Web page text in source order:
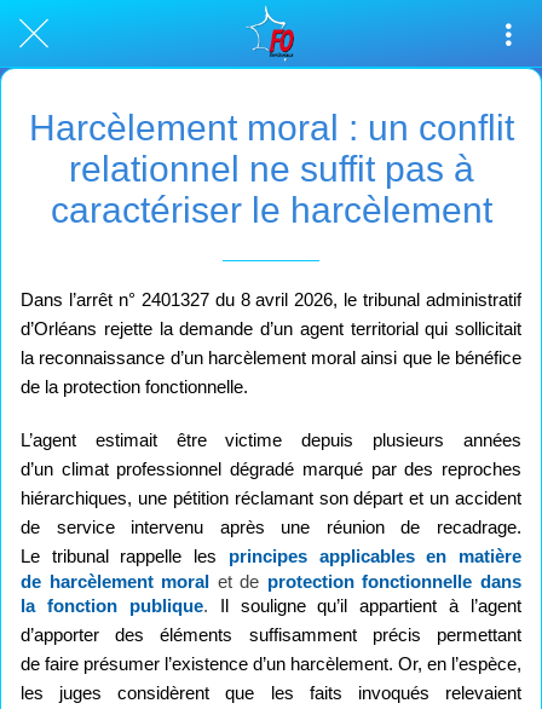
Harcèlement moral : un conflit
relationnel ne suffit pas à
caractériser le harcèlement
Dans l’arrêt n° 2401327 du 8 avril 2026, le tribunal administratif
d’Orléans rejette la demande d’un agent territorial qui sollicitait
la reconnaissance d’un harcèlement moral ainsi que le bénéfice
de la protection fonctionnelle.
L’agent estimait être victime depuis plusieurs années
d’un climat professionnel dégradé marqué par des reproches
hiérarchiques, une pétition réclamant son départ et un accident
de service intervenu après une réunion de recadrage.
Le tribunal rappelle les
principes applicables en matière
de harcèlement moral et de protection fonctionnelle dans
la fonction publique. Il souligne qu’il appartient à l’agent
d’apporter des éléments suffisamment précis permettant
de faire présumer l’existence d’un harcèlement. Or, en l’espèce,
les juges considèrent que les faits invoqués relevaient